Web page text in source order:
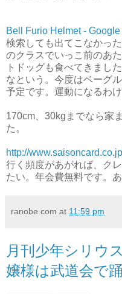
Bell Furio Helmet - Google
検索しても出てこなかっ
のクラスでいっこ前のあ
トドッグも食べてきまし
なという。今度はベーグ
予定です。運動になるわけ
170cm、30kgまでなら家
た。
http://
行く頻度があがれば、ク
たい。年会費無料です。
ranobe.com at 11:59 pm
月刊少年シリ
嬢様は武道会で